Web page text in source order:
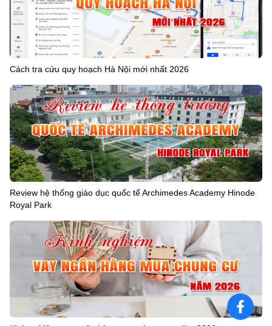
Cách tra cứu quy hoạch Hà Nội mới nhất 2026
Review hệ thống giáo dục quốc tế Archimedes Academy Hinode
Royal Park